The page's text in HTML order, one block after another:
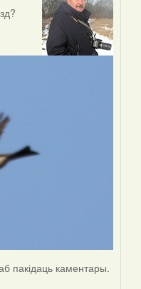
пакідаць каментары.